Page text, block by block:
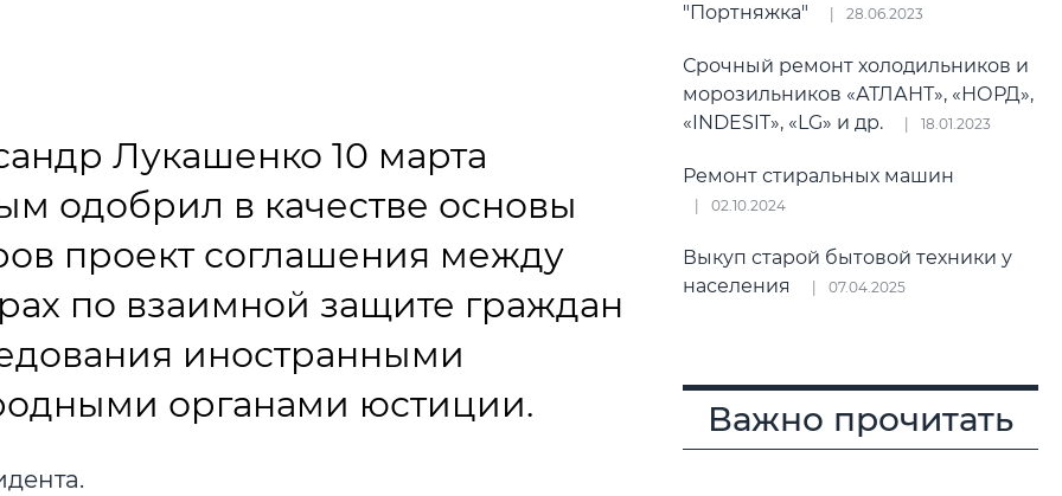
Лукашенко 10 марта
одобрил в качестве основы
проект соглашения между
по взаимной защите граждан
иностранными
органами юстиции.
"Портняжка"
28.06.2023
Срочный ремонт холодильников и
морозильников «АТЛАНТ», «НОРД»,
«INDESIT», «LG» и др.
18.01.2023
Ремонт стиральных машин
02.10.2024
Выкуп старой бытовой техники у
населения
07.04.2025
Важно прочитать